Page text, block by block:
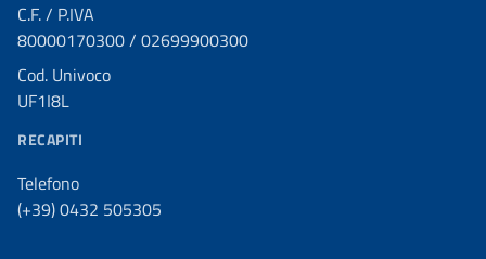
C.F. / P.IVA
80000170300 / 02699900300
Cod. Univoco
UF1I8L
RECAPITI
Telefono
(+39) 0432 505305